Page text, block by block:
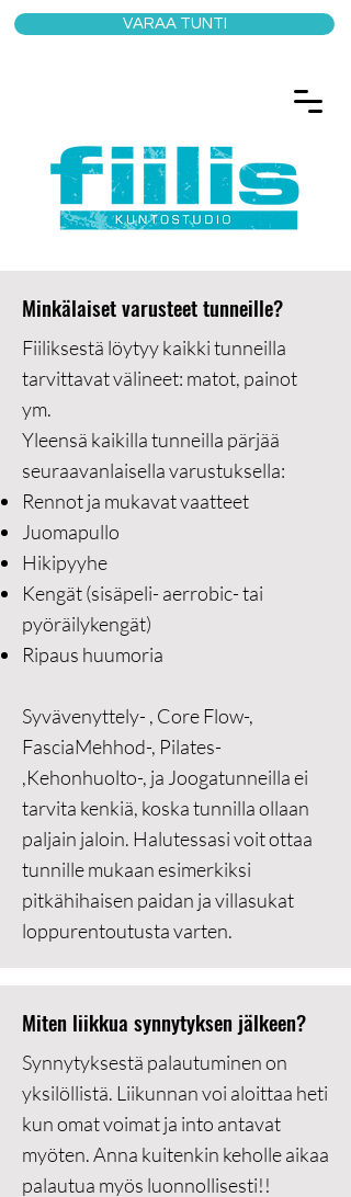
VARAA TUNTI
Minkälaiset varusteet tunneille?
Fiiliksestä löytyy kaikki tunneilla
tarvittavat välineet: matot, painot
ym.
Yleensä kaikilla tunneilla pärjää
seuraavanlaisella varustuksella:
Rennot ja mukavat vaatteet
Juomapullo
Hikipyyhe
Kengät (sisäpeli- aerrobic- tai
pyöräilykengät)
Ripaus huumoria
Syvävenyttely- , Core Flow-,
FasciaMehhod-, Pilates-
,Kehonhuolto-, ja Joogatunneilla ei
tarvita kenkiä, koska tunnilla ollaan
paljain jaloin. Halutessasi voit ottaa
tunnille mukaan esimerkiksi
pitkähihaisen paidan ja villasukat
loppurentoutusta varten.
Miten liikkua synnytyksen jälkeen?
Synnytyksestä palautuminen on
yksilöllistä. Liikunnan voi aloittaa heti
kun omat voimat ja into antavat
myöten. Anna kuitenkin keholle aikaa
palautua myös luonnollisesti!!